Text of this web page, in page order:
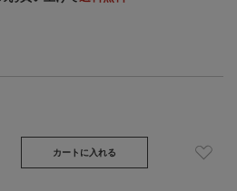
カートに入れる